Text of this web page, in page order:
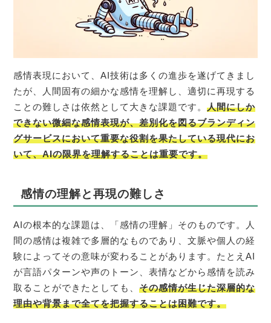
感情表現において、AI技術は多くの進歩を遂げてきまし
たが、人間固有の細かな感情を理解し、適切に再現する
ことの難しさは依然として大きな課題です。人間にしか
できない微細な感情表現が、差別化を図るブランディン
グサービスにおいて重要な役割を果たしている現代にお
いて、AIの限界を理解することは重要です。
感情の理解と再現の難しさ
AIの根本的な課題は、「感情の理解」そのものです。人
間の感情は複雑で多層的なものであり、文脈や個人の経
験によってその意味が変わることがあります。たとえAI
が言語パターンや声のトーン、表情などから感情を読み
取ることができたとしても、その感情が生じた深層的な
理由や背景まで全てを把握することは困難です。